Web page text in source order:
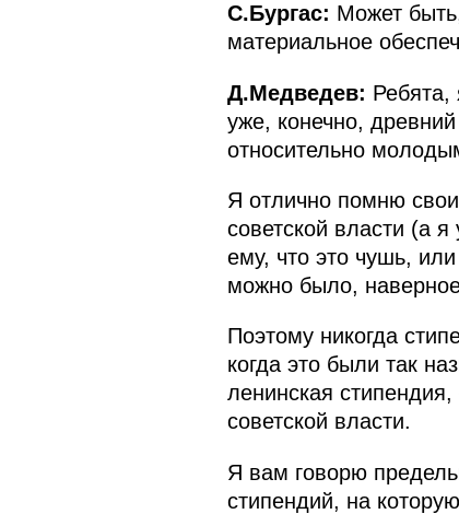
С.Бургас: Может
материальное
Д.Медведев: Ребята,
уже, конечно,
относительно
Я отлично помню свои
советской власти (а
ему, что это чушь,
можно было,
Поэтому никогда
когда это были так
ленинская
советской власти.
Я вам говорю
стипендий, на